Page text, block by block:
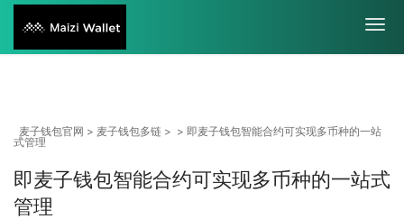
麦子钱包官网 > 麦子钱包多链 > > 即麦子钱包智能合约可实现多币种的一站
式管理
即麦子钱包智能合约可实现多币种的一站式
管理